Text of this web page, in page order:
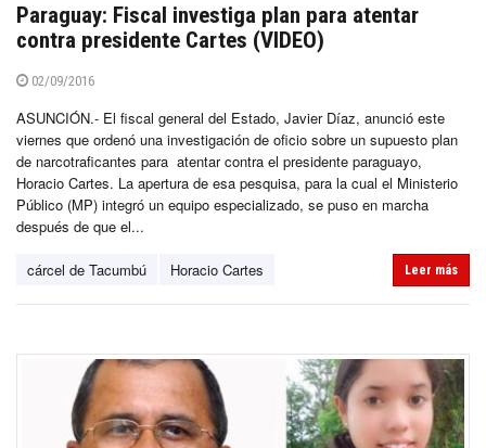
Paraguay: Fiscal investiga plan para atentar
contra presidente Cartes (VIDEO)
02/09/2016
ASUNCIÓN.- El fiscal general del Estado, Javier Díaz, anunció este
viernes que ordenó una investigación de oficio sobre un supuesto plan
de narcotraficantes para atentar contra el presidente paraguayo,
Horacio Cartes. La apertura de esa pesquisa, para la cual el Ministerio
Público (MP) integró un equipo especializado, se puso en marcha
después de que el...
cárcel de Tacumbú Horacio Cartes Leer más